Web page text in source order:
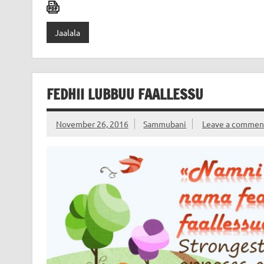
Jaalala
FEDHII LUBBUU FAALLESSU
November 26, 2016 Sammubani Leave a